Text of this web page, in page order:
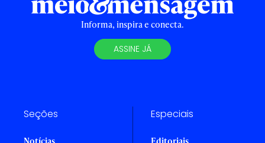
Informa, inspira e conecta.
ASSINE JÁ
Seções Especiais